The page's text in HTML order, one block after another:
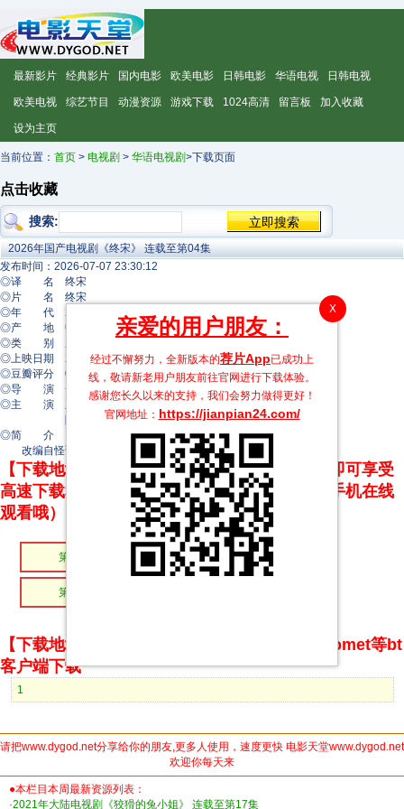
最新影片 经典影片 国内电影 欧美电影 日韩电影 华语电视 日韩电视
欧美电视 综艺节目 动漫资源 游戏下载 1024高清 留言板 加入收藏
设为主页
当前位置： 首页 > 电视剧 > 华语电视剧>下载页面
点击收藏
搜索:
X
亲爱的用户朋友：
经过不懈努力，全新版本的荐片App已成功上
线，敬请新老用户朋友前往官网进行下载体验。
感谢您长久以来的支持，我们会努力做得更好！
官网地址： https://jianpian24.com/
2026年国产电视剧《终宋》 连载至第04集
发布时间：2026-07-07 23:30:12
◎译 名 终宋
◎片 名 终宋
◎年 代 2026
◎产 地 中国大陆
◎类 别 剧情
◎上映日期 2026-02-04(中国大陆)
◎豆瓣评分 0.0
◎导 演 一航
◎主 演 王涵
◎简 介
改编自怪诞的表哥在起点中文网连载的小说《终宋》。
【下载地址】本站专属下载器：点击下方链接 即可享受
高速下载和在线播放 专治迅雷无法下载（支持手机在线
观看哦）
第04集 第03集
第02集
【下载地址】magnet推荐使用utorrent、BitComet等bt
客户端下载
1
请把www.dygod.net分享给你的朋友,更多人使用，速度更快 电影天堂www.dygod.net
欢迎你每天来
●本栏目本周最新资源列表：
·2021年大陆电视剧《狡猾的兔小姐》 连载至第17集